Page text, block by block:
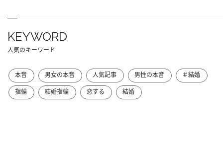
KEYWORD
人気のキーワード
本音 男女の本音 人気記事 男性の本音
＃結婚
指輪
結婚指輪 恋する 結婚